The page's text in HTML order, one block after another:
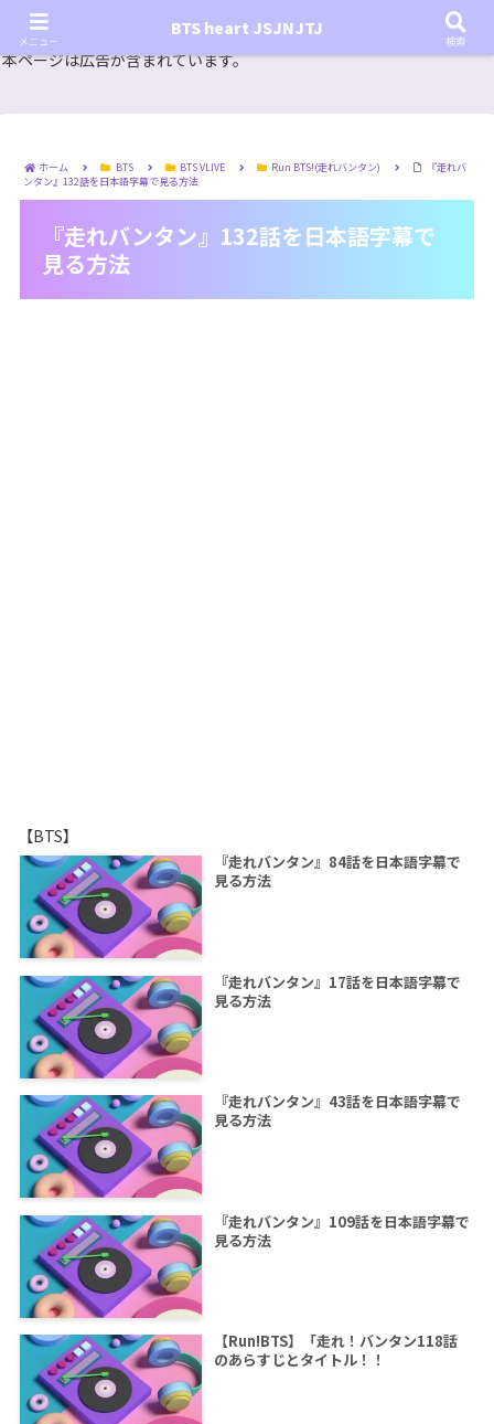
『In the SOOP BTS ver.』シーズン2放送決定！いつから始まる？インザスープの放送開始日・視聴
方法は？【In the SOOP BTS ver. Season 2】
本ページは広告が含まれています。
ホーム BTS BTS VLIVE Run BTS!(走れバンタン)
『走れバ
ンタン』132話を日本語字幕で見る方法
『走れバンタン』132話を日本語字幕で
見る方法
【BTS】
『走れバンタン』84話を日本語字幕で
見る方法
『走れバンタン』17話を日本語字幕で
見る方法
『走れバンタン』43話を日本語字幕で
見る方法
『走れバンタン』109話を日本語字幕で
見る方法
【Run!BTS】「走れ！バンタン118話
のあらすじとタイトル！！
メニュー
BTS heart JSJNJTJ
検索